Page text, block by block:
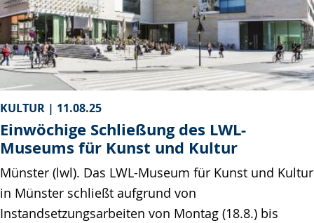
KULTUR | 11.08.25
Einwöchige Schließung des LWL-
Museums für Kunst und Kultur
Münster (lwl). Das LWL-Museum für Kunst und Kultur
in Münster schließt aufgrund von
Instandsetzungsarbeiten von Montag (18.8.) bis